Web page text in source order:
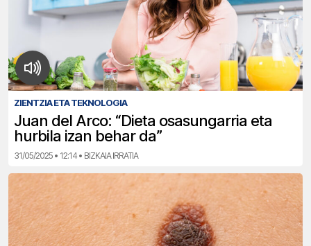
ZIENTZIA ETA TEKNOLOGIA
Juan del Arco: “Dieta osasungarria eta
hurbila izan behar da”
31/05/2025 • 12:14 • BIZKAIA IRRATIA